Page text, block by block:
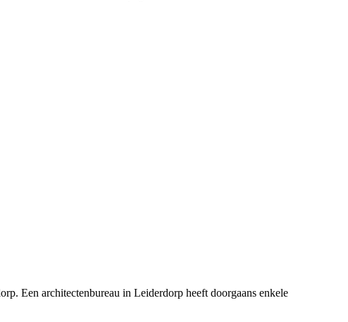
Een architectenbureau in Leiderdorp heeft doorgaans enkele